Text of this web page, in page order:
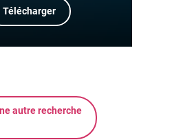
Télécharger
autre recherche